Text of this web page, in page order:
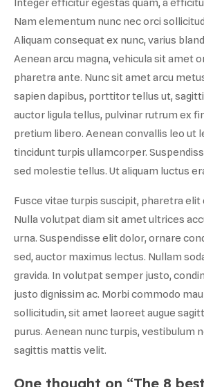
Integer efficitur egestas quam, a
Nam elementum nunc nec orci
Aliquam consequat ex nunc, varius
Aenean arcu magna, vehicula sit amet
pharetra ante. Nunc sit amet arcu
sapien dapibus, porttitor tellus ut,
auctor ligula tellus, pulvinar rutrum ex
pretium libero. Aenean convallis leo ut
tincidunt turpis ullamcorper.
sed molestie tellus. Ut aliquam luctus
Fusce vitae turpis suscipit, pharetra elit
Nulla volutpat diam sit amet ultrices
urna. Suspendisse elit dolor, ornare
sed, auctor maximus lectus. Nullam
gravida. In volutpat semper justo,
justo dignissim ac. Morbi commodo
sollicitudin, sit amet laoreet augue
purus. Aenean nunc turpis, vestibulum
sagittis mattis velit.
One thought on “The 8